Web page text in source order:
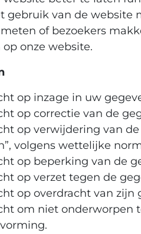
gebruik van de website
of bezoekers
onze website.
op inzage in uw
op correctie van de
op verwijdering van
volgens wettelijke
op beperking van de
op verzet tegen de
op overdracht van
om niet onderworpen